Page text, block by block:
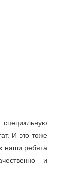
И это тоже
наши ребята
и